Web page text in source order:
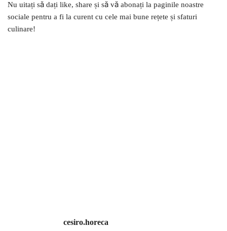
Nu uitați să dați like, share și să vă abonați la paginile noastre
sociale pentru a fi la curent cu cele mai bune rețete și sfaturi
culinare!
cesiro.horeca